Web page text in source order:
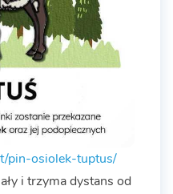
pin-osiolek-tuptus/
i trzyma dystans od